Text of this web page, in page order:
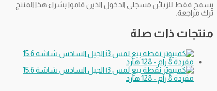
يسمح فقط للزبائن مسجلي الدخول الذين قاموا بشراء هذا المنتج
ترك مراجعة.
منتجات ذات صلة